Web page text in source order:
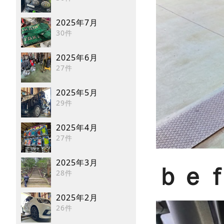
2025年7月
30件
2025年6月
27件
2025年5月
29件
2025年4月
27件
2025年3月
28件
2025年2月
26件
ｂｅ